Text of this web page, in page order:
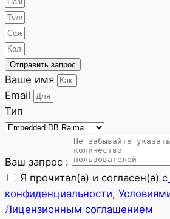
Отправить запрос
Ваше имя
Email
Тип
Ваш запрос :
Я прочитал(а) и согласен(а) с
конфиденциальности,
Лицензионным соглашением